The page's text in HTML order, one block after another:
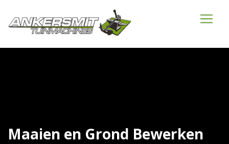
Maaien en Grond Bewerken